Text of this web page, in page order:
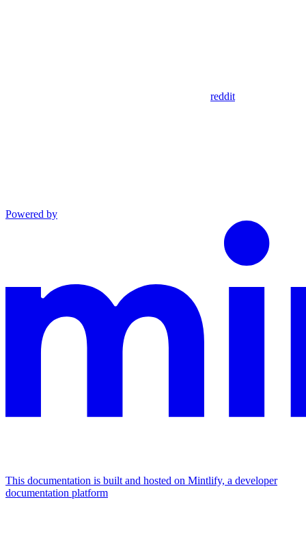
reddit
Powered by
This documentation is built and hosted on Mintlify, a developer
documentation platform